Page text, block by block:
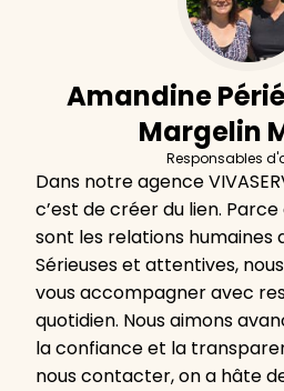
Amandine
Margelin
Responsables
Dans notre agence
c’est de créer du lien.
sont les relations humaines
Sérieuses et attentives,
vous accompagner avec
quotidien. Nous aimons
la confiance et la
nous contacter, on a hâte